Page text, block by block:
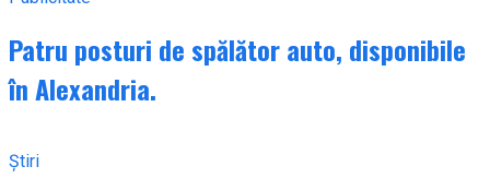
Patru posturi de spălător auto, disponibile
în Alexandria.
Știri